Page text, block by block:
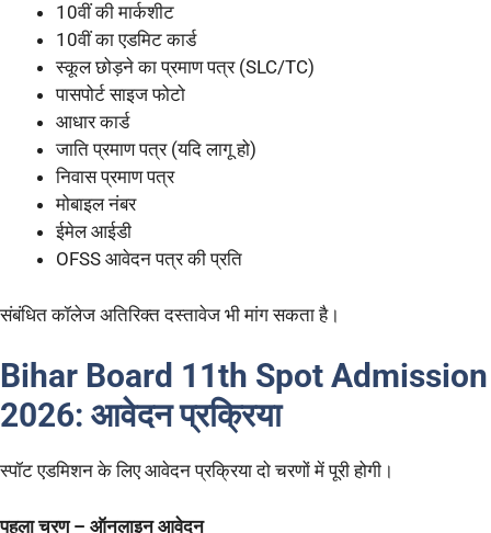
10वीं की मार्कशीट
10वीं का एडमिट कार्ड
स्कूल छोड़ने का प्रमाण पत्र (SLC/TC)
पासपोर्ट साइज फोटो
आधार कार्ड
जाति प्रमाण पत्र (यदि लागू हो)
निवास प्रमाण पत्र
मोबाइल नंबर
ईमेल आईडी
OFSS आवेदन पत्र की प्रति
संबंधित कॉलेज अतिरिक्त दस्तावेज भी मांग सकता है।
Bihar Board 11th Spot Admission
2026: आवेदन प्रक्रिया
स्पॉट एडमिशन के लिए आवेदन प्रक्रिया दो चरणों में पूरी होगी।
पहला चरण – ऑनलाइन आवेदन